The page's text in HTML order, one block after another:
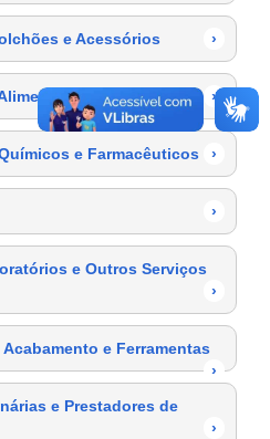
e Acessórios ›
›
e Farmacêuticos ›
›
e Outros Serviços
›
e Ferramentas
›
e Prestadores de
›